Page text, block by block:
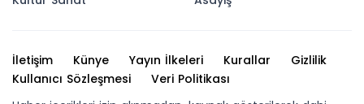
İletişim Künye Yayın İlkeleri Kurallar
Gizlilik
Kullanıcı Sözleşmesi
Veri Politikası